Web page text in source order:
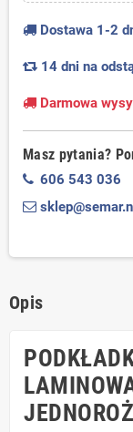
Dostawa 1-2
14 dni na
Darmowa
Masz pytania?
606 543 036
Opis